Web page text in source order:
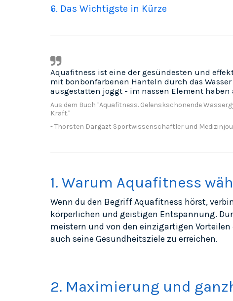
6. Das Wichtigste in Kürze
Aquafitness ist eine der gesündesten und
mit bonbonfarbenen Hanteln durch das
ausgestatten joggt - im nassen Element
Aus dem Buch "Aquafitness. Gelenskschonende
Kraft."
- Thorsten Dargazt Sportwissenschaftler und
1. Warum Aquafitness
Wenn du den Begriff Aquafitness hörst,
körperlichen und geistigen Entspannung.
meistern und von den einzigartigen
auch seine Gesundheitsziele zu erreichen.
2. Maximierung und